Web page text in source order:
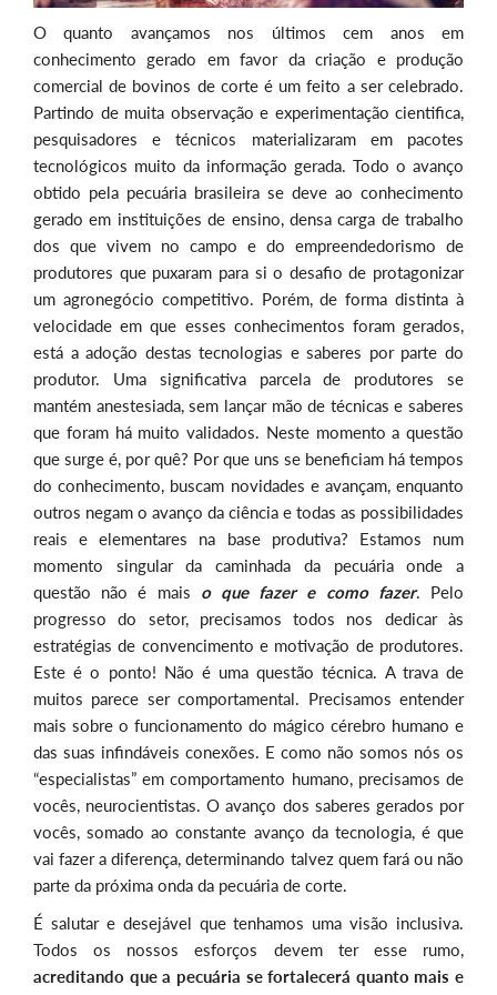
O quanto avançamos nos últimos cem anos em
conhecimento gerado em favor da criação e produção
comercial de bovinos de corte é um feito a ser celebrado.
Partindo de muita observação e experimentação cientifica,
pesquisadores e técnicos materializaram em pacotes
tecnológicos muito da informação gerada. Todo o avanço
obtido pela pecuária brasileira se deve ao conhecimento
gerado em instituições de ensino, densa carga de trabalho
dos que vivem no campo e do empreendedorismo de
produtores que puxaram para si o desafio de protagonizar
um agronegócio competitivo. Porém, de forma distinta à
velocidade em que esses conhecimentos foram gerados,
está a adoção destas tecnologias e saberes por parte do
produtor. Uma significativa parcela de produtores se
mantém anestesiada, sem lançar mão de técnicas e saberes
que foram há muito validados. Neste momento a questão
que surge é, por quê? Por que uns se beneficiam há tempos
do conhecimento, buscam novidades e avançam, enquanto
outros negam o avanço da ciência e todas as possibilidades
reais e elementares na base produtiva? Estamos num
momento singular da caminhada da pecuária onde a
questão não é mais o que fazer e como fazer. Pelo
progresso do setor, precisamos todos nos dedicar às
estratégias de convencimento e motivação de produtores.
Este é o ponto! Não é uma questão técnica. A trava de
muitos parece ser comportamental. Precisamos entender
mais sobre o funcionamento do mágico cérebro humano e
das suas infindáveis conexões. E como não somos nós os
“especialistas” em comportamento humano, precisamos de
vocês, neurocientistas. O avanço dos saberes gerados por
vocês, somado ao constante avanço da tecnologia, é que
vai fazer a diferença, determinando talvez quem fará ou não
parte da próxima onda da pecuária de corte.
É salutar e desejável que tenhamos uma visão inclusiva.
Todos os nossos esforços devem ter esse rumo,
acreditando que a pecuária se fortalecerá quanto mais e